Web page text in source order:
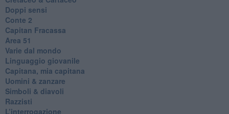
Doppi sensi
​Conte 2
​Capitan Fracassa
​Area 51
Varie dal mondo
​Linguaggio giovanile
​Capitana, mia capitana
Uomini & zanzare
​Simboli & diavoli
Razzisti
​L’interrogazione